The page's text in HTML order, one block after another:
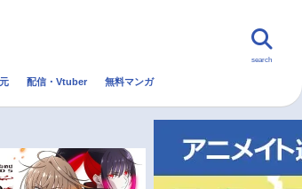
トレンド 無料マンガ
search
配信・Vtuber 無料マンガ